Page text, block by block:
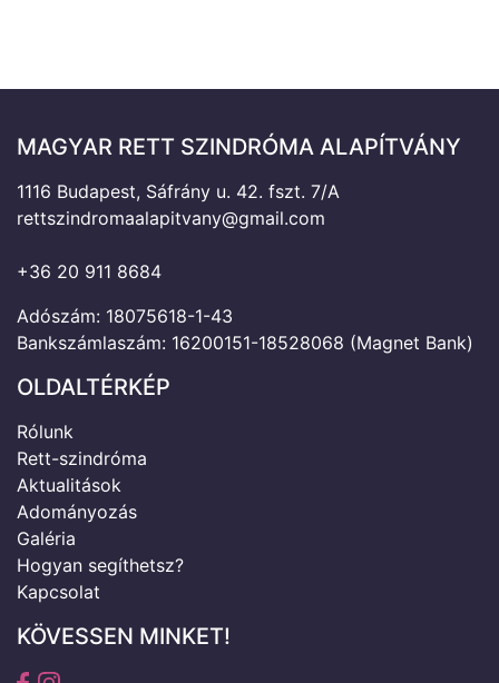
MAGYAR RETT SZINDRÓMA ALAPÍTVÁNY
1116 Budapest, Sáfrány u. 42. fszt. 7/A
rettszindromaalapitvany@gmail.com
+36 20 911 8684
Adószám: 18075618-1-43
Bankszámlaszám: 16200151-18528068 (Magnet Bank)
OLDALTÉRKÉP
Rólunk
Rett-szindróma
Aktualitások
Adományozás
Galéria
Hogyan segíthetsz?
Kapcsolat
KÖVESSEN MINKET!